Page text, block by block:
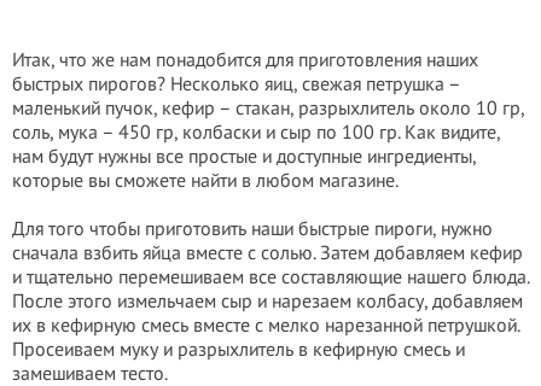
Итак, что же нам понадобится для приготовления наших
быстрых пирогов? Несколько яиц, свежая петрушка –
маленький пучок, кефир – стакан, разрыхлитель около 10 гр,
соль, мука – 450 гр, колбаски и сыр по 100 гр. Как видите,
нам будут нужны все простые и доступные ингредиенты,
которые вы сможете найти в любом магазине.
Для того чтобы приготовить наши быстрые пироги, нужно
сначала взбить яйца вместе с солью. Затем добавляем кефир
и тщательно перемешиваем все составляющие нашего блюда.
После этого измельчаем сыр и нарезаем колбасу, добавляем
их в кефирную смесь вместе с мелко нарезанной петрушкой.
Просеиваем муку и разрыхлитель в кефирную смесь и
замешиваем тесто.